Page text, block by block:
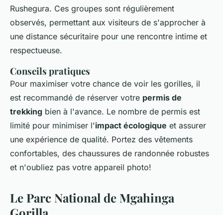
Rushegura. Ces groupes sont régulièrement
observés, permettant aux visiteurs de s'approcher à
une distance sécuritaire pour une rencontre intime et
respectueuse.
Conseils pratiques
Pour maximiser votre chance de voir les gorilles, il
est recommandé de réserver votre permis de
trekking bien à l'avance. Le nombre de permis est
limité pour minimiser l'impact écologique et assurer
une expérience de qualité. Portez des vêtements
confortables, des chaussures de randonnée robustes
et n'oubliez pas votre appareil photo!
Le Parc National de Mgahinga